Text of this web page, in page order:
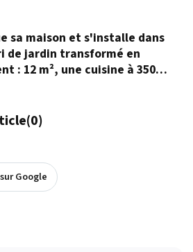
sa maison et s'installe dans
de jardin transformé en
: 12 m², une cuisine à 350
(0)
Google